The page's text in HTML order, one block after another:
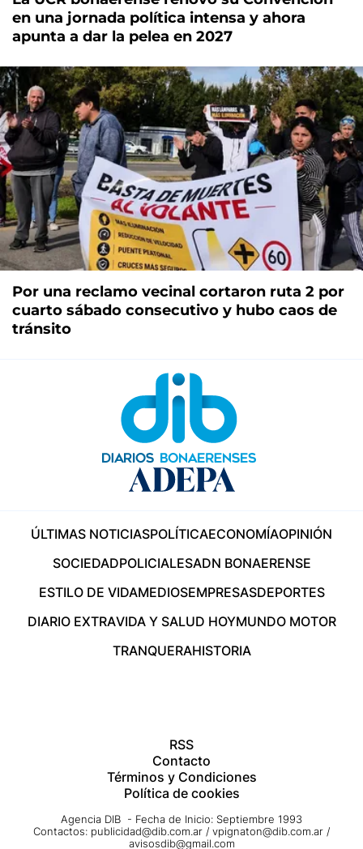
en una jornada política intensa y ahora
apunta a dar la pelea en 2027
Por una reclamo vecinal cortaron ruta 2 por
cuarto sábado consecutivo y hubo caos de
tránsito
ÚLTIMAS NOTICIASPOLÍTICAECONOMÍAOPINIÓN
SOCIEDADPOLICIALESADN BONAERENSE
ESTILO DE VIDAMEDIOSEMPRESASDEPORTES
DIARIO EXTRAVIDA Y SALUD HOYMUNDO MOTOR
TRANQUERAHISTORIA
RSS
Contacto
Términos y Condiciones
Política de cookies
Agencia DIB - Fecha de Inicio: Septiembre 1993
Contactos: publicidad@dib.com.ar / vpignaton@dib.com.ar /
avisosdib@gmail.com